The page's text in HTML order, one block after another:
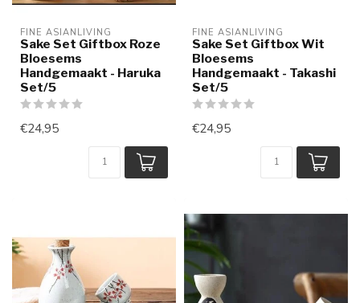
FINE ASIANLIVING
Sake Set Giftbox Roze
Bloesems
Handgemaakt - Haruka
Set/5
€24,95
FINE ASIANLIVING
Sake Set Giftbox Wit
Bloesems
Handgemaakt - Takashi
Set/5
€24,95